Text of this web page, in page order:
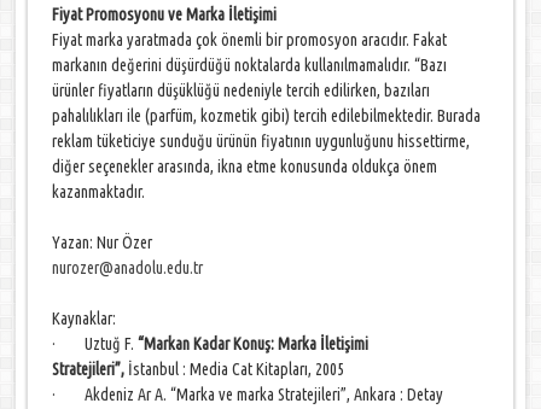
Fiyat Promosyonu ve Marka İletişimi
Fiyat marka yaratmada çok önemli bir promosyon aracıdır. Fakat
markanın değerini düşürdüğü noktalarda kullanılmamalıdır. “Bazı
ürünler fiyatların düşüklüğü nedeniyle tercih edilirken, bazıları
pahalılıkları ile (parfüm, kozmetik gibi) tercih edilebilmektedir. Burada
reklam tüketiciye sunduğu ürünün fiyatının uygunluğunu hissettirme,
diğer seçenekler arasında, ikna etme konusunda oldukça önem
kazanmaktadır.
Yazan: Nur Özer
nurozer@anadolu.edu.tr
Kaynaklar:
· Uztuğ F.“Markan Kadar Konuş: Marka İletişimi
Stratejileri”, İstanbul : Media Cat Kitapları, 2005
· Akdeniz Ar A. “Marka ve marka Stratejileri”, Ankara : Detay